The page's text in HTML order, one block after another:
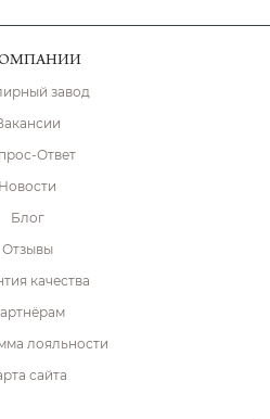
завод
Ответ
Новости
Блог
Отзывы
качества
лояльности
сайта